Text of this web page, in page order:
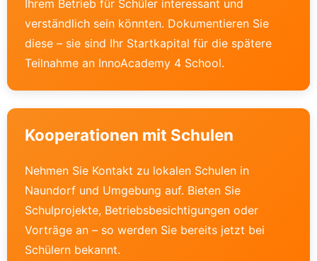
Ihrem Betrieb für Schüler interessant und
verständlich sein könnten. Dokumentieren Sie
diese – sie sind Ihr Startkapital für die spätere
Teilnahme an InnoAcademy 4 School.
Kooperationen mit Schulen
Nehmen Sie Kontakt zu lokalen Schulen in
Naundorf und Umgebung auf. Bieten Sie
Schulprojekte, Betriebsbesichtigungen oder
Vorträge an – so werden Sie bereits jetzt bei
Schülern bekannt.